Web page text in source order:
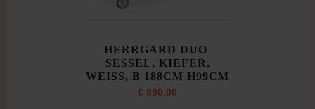
HERRGARD DUO-
SESSEL, KIEFER,
WEISS, B 188CM H99CM
€ 890,00